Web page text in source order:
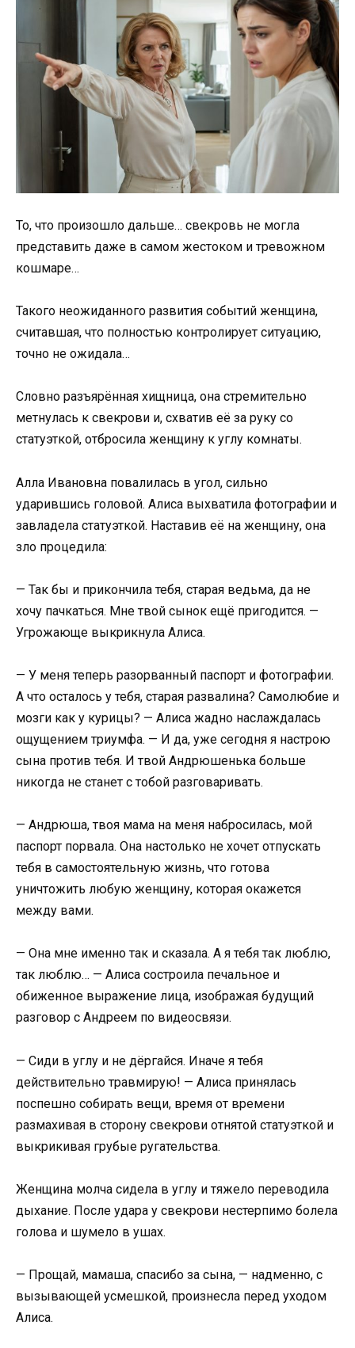
То, что произошло дальше… свекровь не могла
представить даже в самом жестоком и тревожном
кошмаре…
Такого неожиданного развития событий женщина,
считавшая, что полностью контролирует ситуацию,
точно не ожидала…
Словно разъярённая хищница, она стремительно
метнулась к свекрови и, схватив её за руку со
статуэткой, отбросила женщину к углу комнаты.
Алла Ивановна повалилась в угол, сильно
ударившись головой. Алиса выхватила фотографии и
завладела статуэткой. Наставив её на женщину, она
зло процедила:
— Так бы и прикончила тебя, старая ведьма, да не
хочу пачкаться. Мне твой сынок ещё пригодится. —
Угрожающе выкрикнула Алиса.
— У меня теперь разорванный паспорт и фотографии.
А что осталось у тебя, старая развалина? Самолюбие и
мозги как у курицы? — Алиса жадно наслаждалась
ощущением триумфа. — И да, уже сегодня я настрою
сына против тебя. И твой Андрюшенька больше
никогда не станет с тобой разговаривать.
— Андрюша, твоя мама на меня набросилась, мой
паспорт порвала. Она настолько не хочет отпускать
тебя в самостоятельную жизнь, что готова
уничтожить любую женщину, которая окажется
между вами.
— Она мне именно так и сказала. А я тебя так люблю,
так люблю… — Алиса состроила печальное и
обиженное выражение лица, изображая будущий
разговор с Андреем по видеосвязи.
— Сиди в углу и не дёргайся. Иначе я тебя
действительно травмирую! — Алиса принялась
поспешно собирать вещи, время от времени
размахивая в сторону свекрови отнятой статуэткой и
выкрикивая грубые ругательства.
Женщина молча сидела в углу и тяжело переводила
дыхание. После удара у свекрови нестерпимо болела
голова и шумело в ушах.
— Прощай, мамаша, спасибо за сына, — надменно, с
вызывающей усмешкой, произнесла перед уходом
Алиса.